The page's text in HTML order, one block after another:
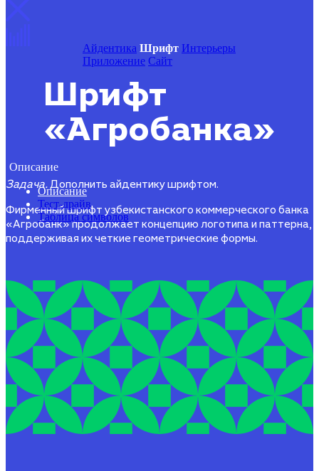
Айдентика Шрифт Интерьеры
Приложение Сайт
Шрифт
«Агробанка»
Описание
Описание
Тест-драйв
Таблица символов
Задача.Дополнить айдентику шрифтом.
Фирменный шрифт узбекистанского коммерческого банка
«Агробанк» продолжает концепцию логотипа и паттерна,
поддерживая их четкие геометрические формы.